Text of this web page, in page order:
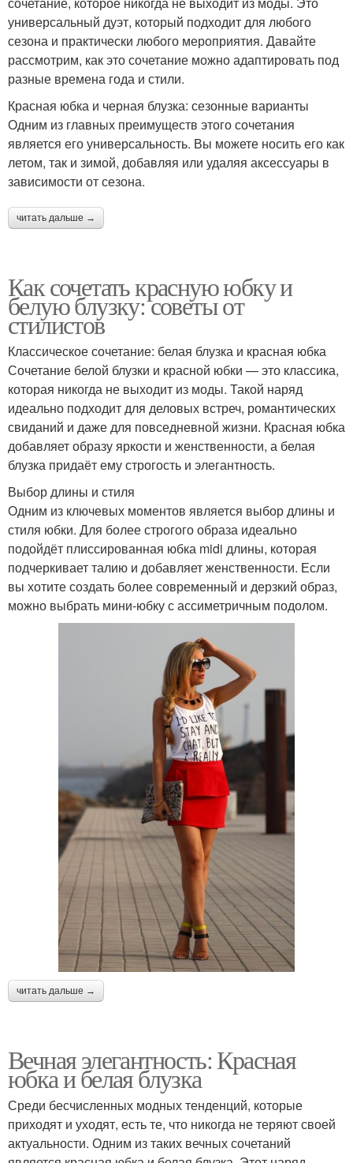
универсальный дуэт, который подходит для любого
сезона и практически любого мероприятия. Давайте
рассмотрим, как это сочетание можно адаптировать под
разные времена года и стили.
Красная юбка и черная блузка: сезонные варианты
Одним из главных преимуществ этого сочетания
является его универсальность. Вы можете носить его как
летом, так и зимой, добавляя или удаляя аксессуары в
зависимости от сезона.
читать дальше →
Как сочетать красную юбку и
белую блузку: советы от
стилистов
Классическое сочетание: белая блузка и красная юбка
Сочетание белой блузки и красной юбки — это классика,
которая никогда не выходит из моды. Такой наряд
идеально подходит для деловых встреч, романтических
свиданий и даже для повседневной жизни. Красная юбка
добавляет образу яркости и женственности, а белая
блузка придаёт ему строгость и элегантность.
Выбор длины и стиля
Одним из ключевых моментов является выбор длины и
стиля юбки. Для более строгого образа идеально
подойдёт плиссированная юбка midi длины, которая
подчеркивает талию и добавляет женственности. Если
вы хотите создать более современный и дерзкий образ,
можно выбрать мини-юбку с ассиметричным подолом.
читать дальше →
Вечная элегантность: Красная
юбка и белая блузка
Среди бесчисленных модных тенденций, которые
приходят и уходят, есть те, что никогда не теряют своей
актуальности. Одним из таких вечных сочетаний